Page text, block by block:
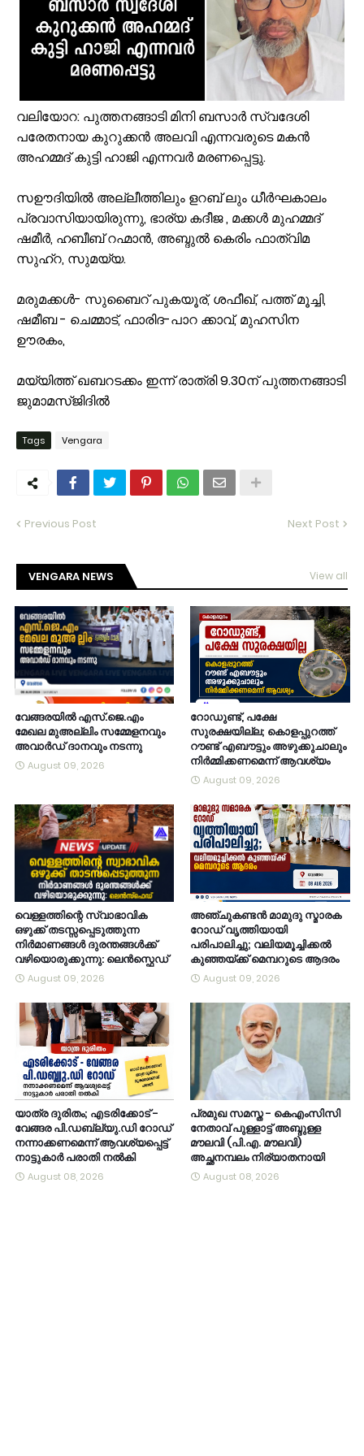
ഭിന്നശേഷി സമഗ്ര വിവരശേഖരണം: വേങ്ങരയിൽ ‘സഹജീവനം’
പൈതൃക യാത്രയോടെ വേങ്ങര മേഖല എസ്.ജെ.എം മുഅല്ലിം
കൂരിയാട് വ്യാപാരി വ്യവസായി ഏകോപന സമിതിയുടെ
വേങ്ങരയിൽ എസ്.ജെ.എം മേഖല മുഅല്ലിം സമ്മേളനവും അവാർഡ്
റോഡുണ്ട്, പക്ഷേ സുരക്ഷയില്ല; കൊളപ്പുറത്ത് റൗണ്ട് എബൗട്ടും
യു.പി.ഐ ഇടപാടുകൾ എക്കാലവും സൗജന്യമായി തുടരുമെന്ന്
പാണക്കാട് എടായിപ്പാലത്തെ മണ്ണിടിച്ചിൽ പ്രദേശം മന്ത്രി
വെള്ളത്തിന്റെ സ്വാഭാവിക ഒഴുക്ക് തടസ്സപ്പെടുത്തുന്ന
അഞ്ചുകണ്ടൻ മാമുദു സ്മാരക റോഡ് വൃത്തിയായി പരിപാലിച്ചു;
വലിയോറ: പുത്തനങ്ങാടി മിനി ബസാർ സ്വദേശി
പരേതനായ കുറുക്കൻ അലവി എന്നവരുടെ മകൻ
അഹമ്മദ് കുട്ടി ഹാജി എന്നവർ മരണപ്പെട്ടു.
സഊദിയിൽ അല്ലീത്തിലും ളറബ് ലും ധീർഘകാലം
പ്രവാസിയായിരുന്നു, ഭാര്യ കദീജ , മക്കൾ മുഹമ്മദ്
ഷമീർ, ഹബീബ് റഹ്മാൻ, അബ്ദുൽ കെരിം ഫാത്വിമ
സുഹ്റ, സുമയ്യ.
മരുമക്കൾ- സുബൈറ് പുകയൂര്, ശഫീഖ്, പത്ത് മൂച്ചി,
ഷമീബ - ചെമ്മാട്, ഫാരിദ-പാറ ക്കാവ്, മുഹസിന
ഊരകം,
മയ്യിത്ത് ഖബറടക്കം ഇന്ന് രാത്രി 9.30ന് പുത്തനങ്ങാടി
ജുമാമസ്ജിദിൽ
Tags Vengara
Previous Post Next Post
VENGARA NEWS View all
വേങ്ങരയിൽ എസ്.ജെ.എം
മേഖല മുഅല്ലിം സമ്മേളനവും
അവാർഡ് ദാനവും നടന്നു
August 09, 2026
റോഡുണ്ട്, പക്ഷേ
സുരക്ഷയില്ല; കൊളപ്പുറത്ത്
റൗണ്ട് എബൗട്ടും അഴുക്കുചാലും
നിർമ്മിക്കണമെന്ന് ആവശ്യം
August 09, 2026
വെള്ളത്തിന്റെ സ്വാഭാവിക
ഒഴുക്ക് തടസ്സപ്പെടുത്തുന്ന
നിർമാണങ്ങൾ ദുരന്തങ്ങൾക്ക്
വഴിയൊരുക്കുന്നു: ലെൻസ്ഫെഡ്
August 09, 2026
അഞ്ചുകണ്ടൻ മാമുദു സ്മാരക
റോഡ് വൃത്തിയായി
പരിപാലിച്ചു; വലിയമൂച്ചിക്കൽ
കുഞ്ഞയ്ക്ക് മെമ്പറുടെ ആദരം
August 09, 2026
യാത്ര ദുരിതം; എടരിക്കോട് -
വേങ്ങര പി.ഡബ്ല്യു.ഡി റോഡ്
നന്നാക്കണമെന്ന് ആവശ്യപ്പെട്ട്
നാട്ടുകാർ പരാതി നൽകി
August 08, 2026
പ്രമുഖ സമസ്ത - കെഎംസിസി
നേതാവ് പുള്ളാട്ട് അബ്ദുള്ള
മൗലവി (പി.എ. മൗലവി)
അച്ഛനമ്പലം നിര്യാതനായി
August 08, 2026